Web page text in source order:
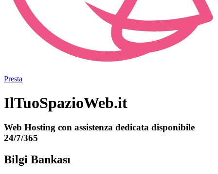
Presta
IlTuoSpazioWeb.it
Web Hosting con assistenza dedicata disponibile
24/7/365
Bilgi Bankası